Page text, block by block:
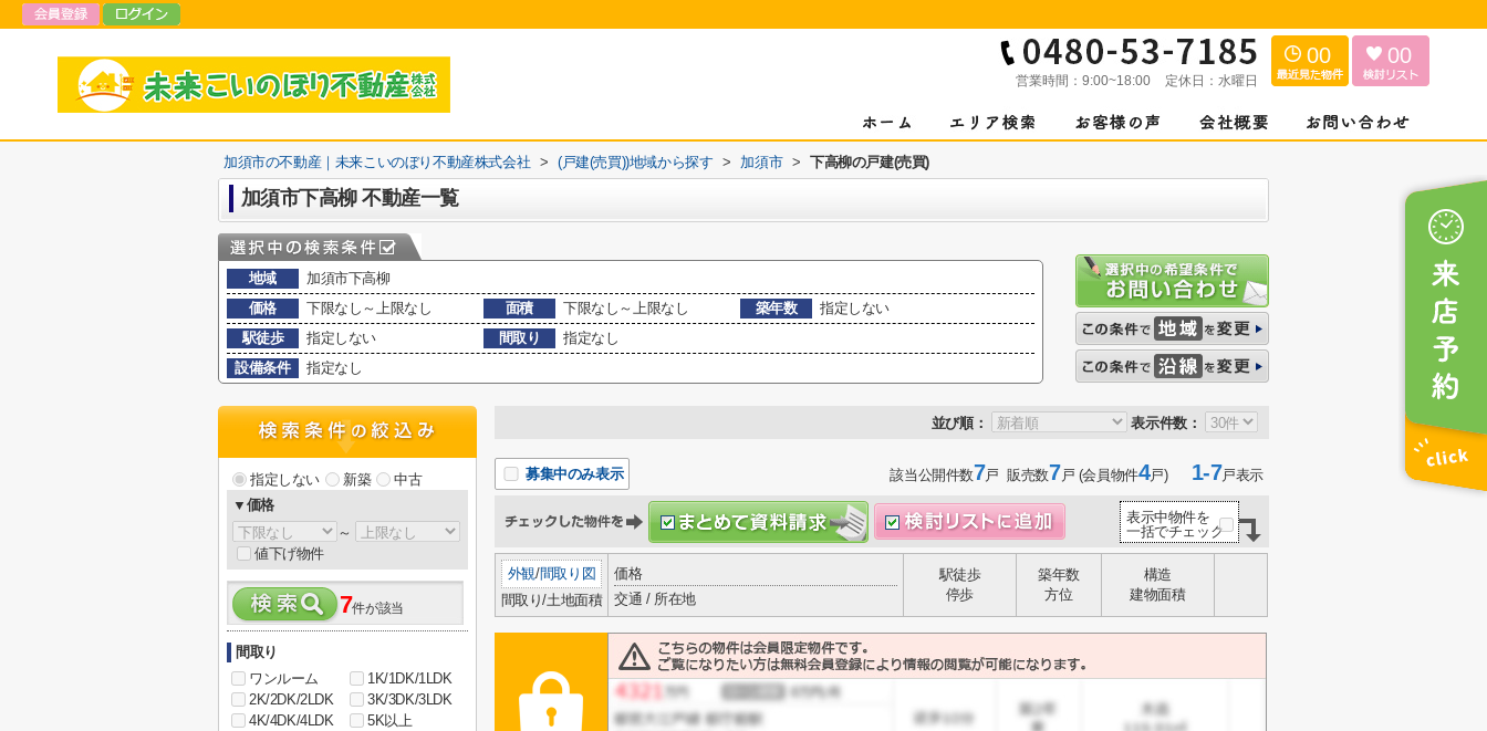
営業時間： 9:00~18:00 定休日： 水曜日
00 00
加須市の不動産｜未来こいのぼり不動産株式会社 > (戸建(売買))地域から探す > 加須市 > 下高柳の戸建(売買)
加須市下高柳 不動産一覧
地域
加須市下高柳
価格
下限なし～上限なし 面積 下限なし～上限なし 築年数
指定しない
駅徒歩
指定しない 間取り
指定なし
設備条件
指定なし
並び順： 表示件数：
募集中のみ表示 該当公開件数7戸 販売数7戸 (会員物件4戸)1-7戸表示
表示中物件を
一括でチェック
外観/間取り図
間取り/土地面積
価格
交通 / 所在地
駅徒歩
停歩
築年数
方位
構造
建物面積
指定しない 新築
中古
▼価格
～
値下げ物件
7件が該当
間取り
ワンルーム
1K/1DK/1LDK
2K/2DK/2LDK
3K/3DK/3LDK
4K/4DK/4LDK
5K以上